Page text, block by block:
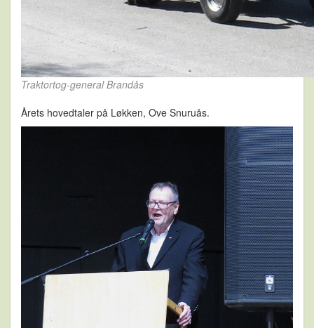
Traktortog-general Brandås
Årets hovedtaler på Løkken, Ove Snuruås.